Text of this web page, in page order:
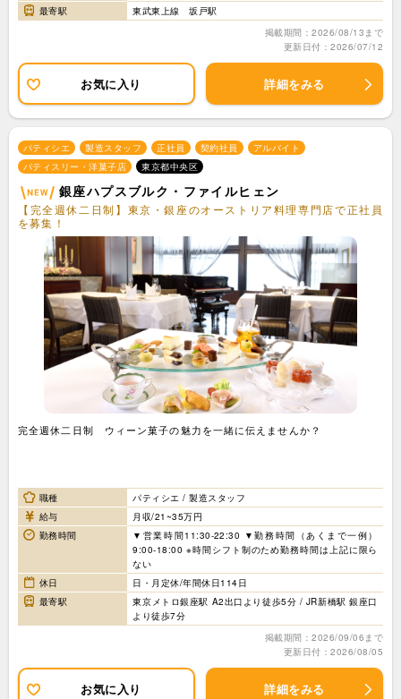
最寄駅
東武東上線 坂戸駅
掲載期間：2026/08/13まで
更新日付：2026/07/12
お気に入り 詳細をみる
パティシエ 製造スタッフ 正社員 契約社員
アルバイト
パティスリー・洋菓子店
東京都中央区
銀座ハプスブルク・ファイルヒェン
【完全週休二日制】東京・銀座のオーストリア料理専門店で正社員
を募集！
完全週休二日制 ウィーン菓子の魅力を一緒に伝えませんか？
職種
パティシエ / 製造スタッフ
給与
月収/21~35万円
勤務時間
▼営業時間11:30-22:30 ▼勤務時間（あくまで一例）
9:00-18:00 ※時間シフト制のため勤務時間は上記に限ら
ない
休日
日・月定休/年間休日114日
最寄駅
東京メトロ銀座駅 A2出口より徒歩5分 / JR新橋駅 銀座口
より徒歩7分
掲載期間：2026/09/06まで
更新日付：2026/08/05
お気に入り 詳細をみる